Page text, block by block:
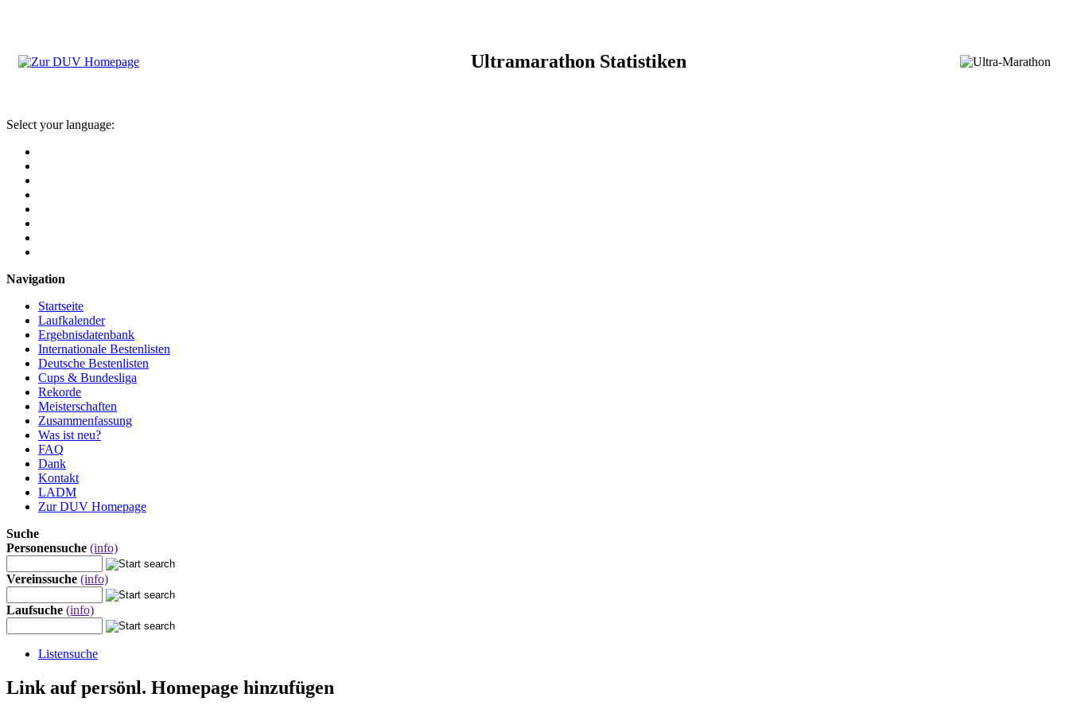
Ultramarathon Statistiken
Select your language:
Navigation
Startseite
Laufkalender
Ergebnisdatenbank
Internationale Bestenlisten
Deutsche Bestenlisten
Cups & Bundesliga
Rekorde
Meisterschaften
Zusammenfassung
Was ist neu?
FAQ
Dank
Kontakt
LADM
Zur DUV Homepage
Suche
Personensuche (info)
Vereinssuche (info)
Laufsuche (info)
Listensuche
Link auf persönl. Homepage hinzufügen